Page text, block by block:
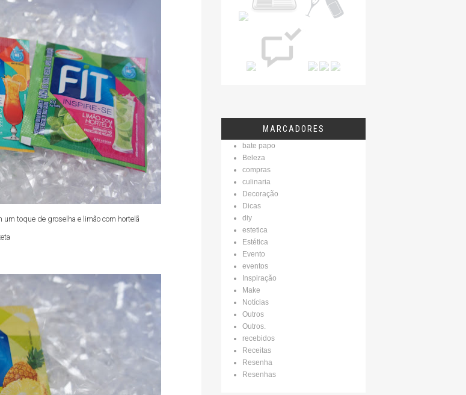
toque de groselha e limão com hortelã
MARCADORES
bate papo
Beleza
compras
culinaria
Decoração
Dicas
diy
estetica
Estética
Evento
eventos
Inspiração
Make
Notícias
Outros
Outros.
recebidos
Receitas
Resenha
Resenhas